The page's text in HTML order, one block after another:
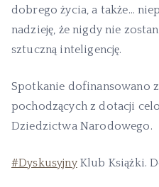
dobrego życia, a także…
nadzieję, że nigdy nie
sztuczną inteligencję.
Spotkanie dofinansowano
pochodzących z dotacji
Dziedzictwa Narodowego.
#DyskusyjnyKlub Książki.